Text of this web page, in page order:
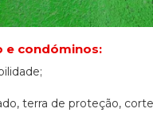
e condóminos:
terra de proteção,